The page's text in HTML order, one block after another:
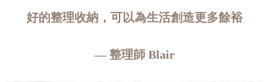
好的整理收納，可以為生活創造更多餘裕
— 整理師 Blair